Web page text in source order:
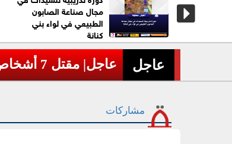
مجال صناعة الصابون
الطبيعي في لواء بني
كنانة
عاجل عاجل| مقتل 7 أشخاص على الأقل بحادث إطلاق نار في مدرسة بتايلاند
مشاركات